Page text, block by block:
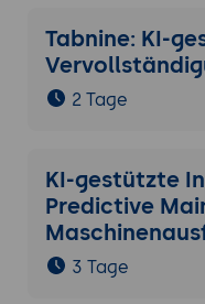
Tabnine: KI-
2 Tage
KI-gestützte
Predictive
3 Tage